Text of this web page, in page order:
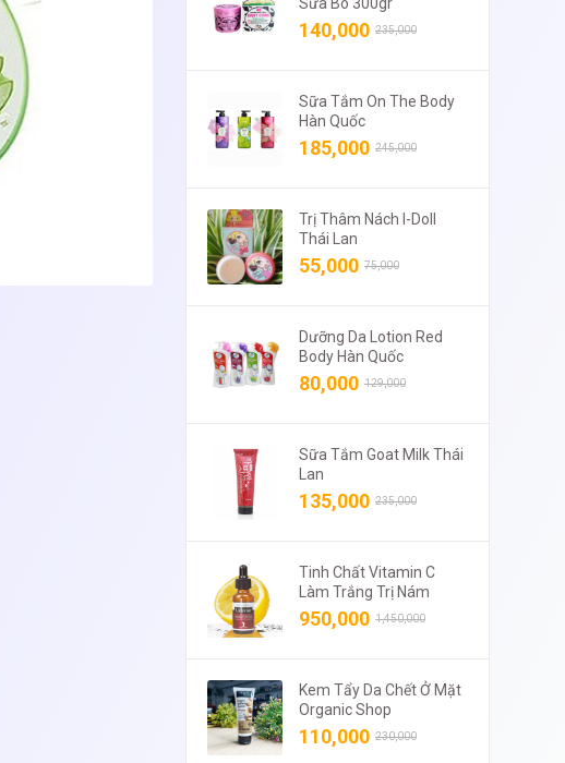
Sữa Bò 300gr
140,000 235,000
Sữa Tắm On The Body
Hàn Quốc
185,000 245,000
Trị Thâm Nách I-Doll
Thái Lan
55,000 75,000
Dưỡng Da Lotion Red
Body Hàn Quốc
80,000 129,000
Sữa Tắm Goat Milk Thái
Lan
135,000 235,000
Tinh Chất Vitamin C
Làm Trắng Trị Nám
950,000 1,450,000
Kem Tẩy Da Chết Ở Mặt
Organic Shop
110,000 230,000